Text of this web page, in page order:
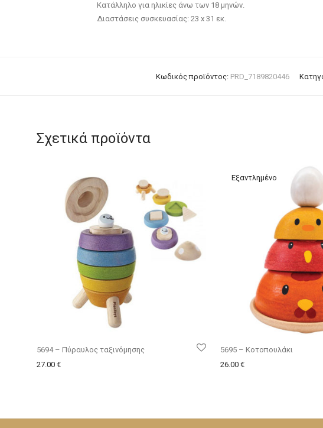
Κατάλληλο για ηλικίες άνω των 18 μηνών.
Διαστάσεις συσκευασίας: 23 x 31 εκ.
Κωδικός προϊόντος: PRD_7189820446
Σχετικά προϊόντα
5694 – Πύραυλος ταξινόμησης
27.00 €
5695 – Κοτοπουλάκι
26.00 €